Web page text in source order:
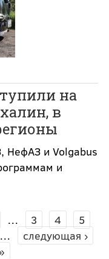
на
в
НефАЗ и Volgabus
и
… 3 4
5
…
следующая ›